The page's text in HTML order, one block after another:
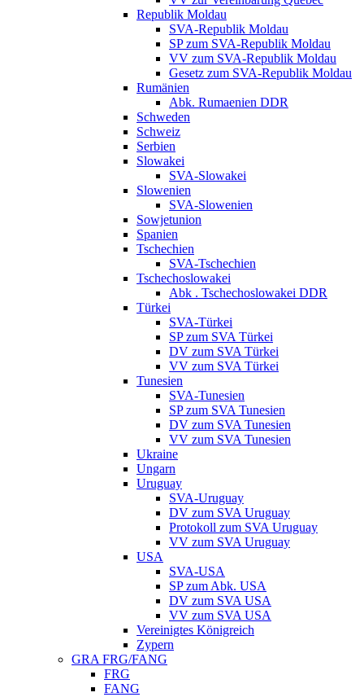
Republik Moldau
SVA-Republik Moldau
SP zum SVA-Republik Moldau
VV zum SVA-Republik Moldau
Gesetz zum SVA-Republik Moldau
Rumänien
Abk. Rumaenien DDR
Schweden
Schweiz
Serbien
Slowakei
SVA-Slowakei
Slowenien
SVA-Slowenien
Sowjetunion
Spanien
Tschechien
SVA-Tschechien
Tschechoslowakei
Abk . Tschechoslowakei DDR
Türkei
SVA-Türkei
SP zum SVA Türkei
DV zum SVA Türkei
VV zum SVA Türkei
Tunesien
SVA-Tunesien
SP zum SVA Tunesien
DV zum SVA Tunesien
VV zum SVA Tunesien
Ukraine
Ungarn
Uruguay
SVA-Uruguay
DV zum SVA Uruguay
Protokoll zum SVA Uruguay
VV zum SVA Uruguay
USA
SVA-USA
SP zum Abk. USA
DV zum SVA USA
VV zum SVA USA
Vereinigtes Königreich
Zypern
GRA FRG/FANG
FRG
FANG